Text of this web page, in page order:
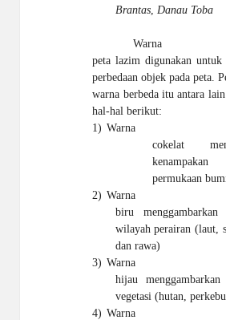
Brantas, Danau Toba
Warna
peta lazim digunakan untuk
perbedaan objek pada peta.
warna berbeda itu antara
hal-hal berikut:
1) Warna
cokelat
permukaan
2) Warna
biru menggambarkan
wilayah perairan (laut,
dan rawa)
3) Warna
hijau menggambarkan
vegetasi (hutan,
4) Warna